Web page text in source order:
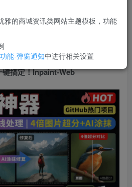
录！建议登陆后购买，可保存购买订单
分+AI涂抹去水印！Github上热门
搞定！Inpaint-Web
雅的商城资讯类网站主题模板，功能
能-弹窗通知中进行相关设置